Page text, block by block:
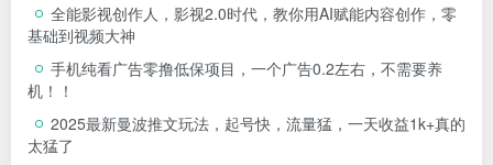
全能影视创作人，影视2.0时代，教你用AI赋能内容创作，​零
基础到视频大神
手机纯看广告零撸低保项目，一个广告0.2左右，不需要养
机！！
2025最新曼波推文玩法，起号快，流量猛，一天收益1k+真的
太猛了